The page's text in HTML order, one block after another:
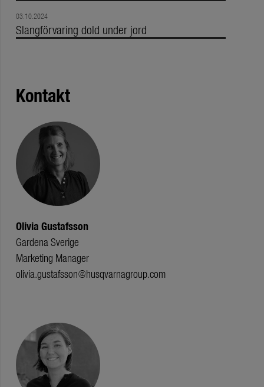
03.10.2024
Slangförvaring dold under jord
Kontakt
Olivia Gustafsson
Gardena Sverige
Marketing Manager
olivia.gustafsson@husqvarnagroup.com